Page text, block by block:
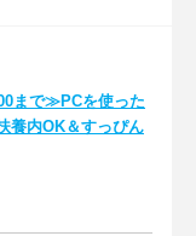
まで≫PCを使った
養内OK＆すっぴん